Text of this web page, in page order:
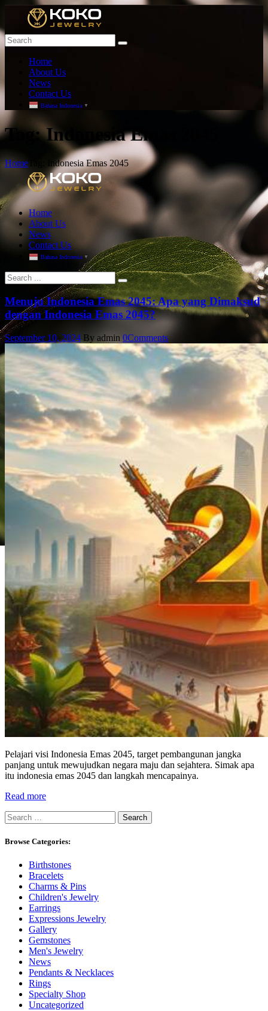
Home
About Us
News
Contact Us
Bahasa Indonesia ▼
T ag: Indonesia Emas 2045
Home Tag: Indonesia Emas 2045
Home
About Us
News
Contact Us
Bahasa Indonesia ▼
Menuju Indonesia Emas 2045: Apa yang Dimaksud
dengan Indonesia Emas 2045?
September 10, 2024 By admin 0Comments
Pelajari visi Indonesia Emas 2045, target pembangunan jangka
panjang untuk mewujudkan negara maju dan sejahtera. Simak apa
itu indonesia emas 2045 dan langkah mencapainya.
Read more
Search
for:
Browse Categories:
Birthstones
Bracelets
Charms & Pins
Children's Jewelry
Earrings
Expressions Jewelry
Gallery
Gemstones
Men's Jewelry
News
Pendants & Necklaces
Rings
Specialty Shop
Uncategorized